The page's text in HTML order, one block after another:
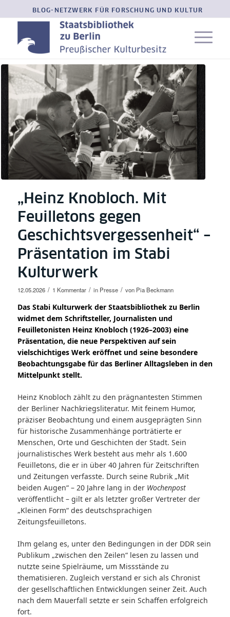
BLOG-NETZWERK FÜR FORSCHUNG UND KULTUR
„Heinz Knobloch. Mit
Feuilletons gegen
Geschichtsvergessenheit“ –
Präsentation im Stabi
Kulturwerk
12.05.2026 / 1 Kommentar / in Presse / von Pia Beckmann
Das Stabi Kulturwerk der Staatsbibliothek zu Berlin
widmet dem Schriftsteller, Journalisten und
Feuilletonisten Heinz Knobloch (1926–2003) eine
Präsentation, die neue Perspektiven auf sein
vielschichtiges Werk eröffnet und seine besondere
Beobachtungsgabe für das Berliner Alltagsleben in den
Mittelpunkt stellt.
Heinz Knobloch zählt zu den prägnantesten Stimmen
der Berliner Nachkriegsliteratur. Mit feinem Humor,
präziser Beobachtung und einem ausgeprägten Sinn
für historische Zusammenhänge porträtierte er
Menschen, Orte und Geschichten der Stadt. Sein
journalistisches Werk besteht aus mehr als 1.600
Feuilletons, die er in über 40 Jahren für Zeitschriften
und Zeitungen verfasste. Durch seine Rubrik „Mit
beiden Augen“ – 20 Jahre lang in der Wochenpost
veröffentlicht – gilt er als letzter großer Vertreter der
„Kleinen Form“ des deutschsprachigen
Zeitungsfeuilletons.
Ihm gelang es, unter den Bedingungen in der DDR sein
Publikum „zwischen den Zeilen“ lesen zu lassen und
nutzte seine Spielräume, um Missstände zu
thematisieren. Zugleich verstand er sich als Chronist
der gesellschaftlichen Entwicklungen seiner Zeit. Auch
nach dem Mauerfall setzte er sein Schaffen erfolgreich
fort.